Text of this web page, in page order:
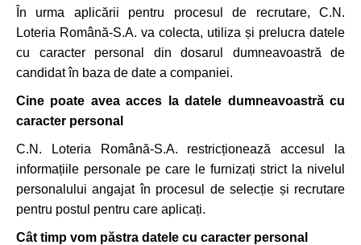
În urma aplicării pentru procesul de recrutare, C.N.
Loteria Română-S.A. va colecta, utiliza și prelucra datele
cu caracter personal din dosarul dumneavoastră de
candidat în baza de date a companiei.
Cine poate avea acces la datele dumneavoastră cu
caracter personal
C.N. Loteria Română-S.A. restricționează accesul la
informațiile personale pe care le furnizați strict la nivelul
personalului angajat în procesul de selecție și recrutare
pentru postul pentru care aplicați.
Cât timp vom păstra datele cu caracter personal